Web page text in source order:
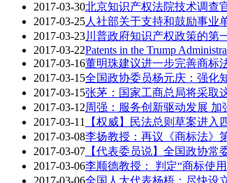
2017-03-30北京知识产权法院技术调查
2017-03-25人社部关于支持和鼓励事业
2017-03-23川普政府知识产权政策的第
2017-03-22Patents in the Trump
2017-03-16董明珠建议进一步完善商标
2017-03-15全国政协委员​杨元庆：强化
2017-03-15张茅：国家工商总局将采取
2017-03-12周强：服务创新驱动发展 加
2017-03-11
【权威】民法总则草案进入
2017-03-08李扬教授：再议《商标法》
2017-03-07 【代表委员说】全国政协
2017-03-06李顺德教授： 判定“商标使
2017-03-06全国人大代表杨梧：尽快设